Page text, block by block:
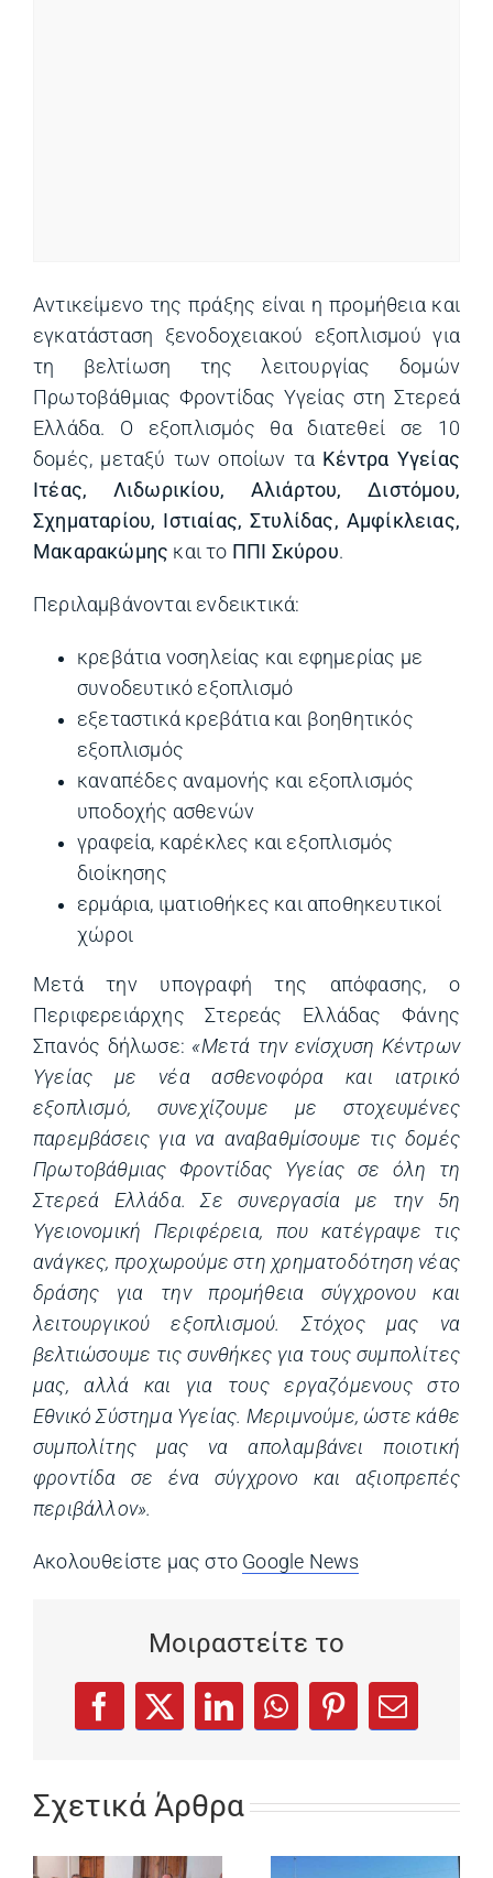
Αντικείμενο της πράξης είναι η προμήθεια και
εγκατάσταση ξενοδοχειακού εξοπλισμού για
τη βελτίωση της λειτουργίας δομών
Πρωτοβάθμιας Φροντίδας Υγείας στη Στερεά
Ελλάδα. Ο εξοπλισμός θα διατεθεί σε 10
δομές, μεταξύ των οποίων τα Κέντρα Υγείας
Ιτέας, Λιδωρικίου, Αλιάρτου, Διστόμου,
Σχηματαρίου, Ιστιαίας, Στυλίδας, Αμφίκλειας,
Μακαρακώμης και το ΠΠΙ Σκύρου.
Περιλαμβάνονται ενδεικτικά:
κρεβάτια νοσηλείας και εφημερίας με
συνοδευτικό εξοπλισμό
εξεταστικά κρεβάτια και βοηθητικός
εξοπλισμός
καναπέδες αναμονής και εξοπλισμός
υποδοχής ασθενών
γραφεία, καρέκλες και εξοπλισμός
διοίκησης
ερμάρια, ιματιοθήκες και αποθηκευτικοί
χώροι
Μετά την υπογραφή της απόφασης, ο
Περιφερειάρχης Στερεάς Ελλάδας Φάνης
Σπανός δήλωσε: «Μετά την ενίσχυση Κέντρων
Υγείας με νέα ασθενοφόρα και ιατρικό
εξοπλισμό, συνεχίζουμε με στοχευμένες
παρεμβάσεις για να αναβαθμίσουμε τις δομές
Πρωτοβάθμιας Φροντίδας Υγείας σε όλη τη
Στερεά Ελλάδα. Σε συνεργασία με την 5η
Υγειονομική Περιφέρεια, που κατέγραψε τις
ανάγκες, προχωρούμε στη χρηματοδότηση νέας
δράσης για την προμήθεια σύγχρονου και
λειτουργικού εξοπλισμού. Στόχος μας να
βελτιώσουμε τις συνθήκες για τους συμπολίτες
μας, αλλά και για τους εργαζόμενους στο
Εθνικό Σύστημα Υγείας. Μεριμνούμε, ώστε κάθε
συμπολίτης μας να απολαμβάνει ποιοτική
φροντίδα σε ένα σύγχρονο και αξιοπρεπές
περιβάλλον».
Ακολουθείστε μας στο Google News
Μοιραστείτε το
Facebook
(opens in a new tab)
X
(opens in a new tab)
LinkedIn
(opens in a new tab)
WhatsApp
(opens in a new tab)
Pinterest
(opens in a
Email
Σχετικά Άρθρα